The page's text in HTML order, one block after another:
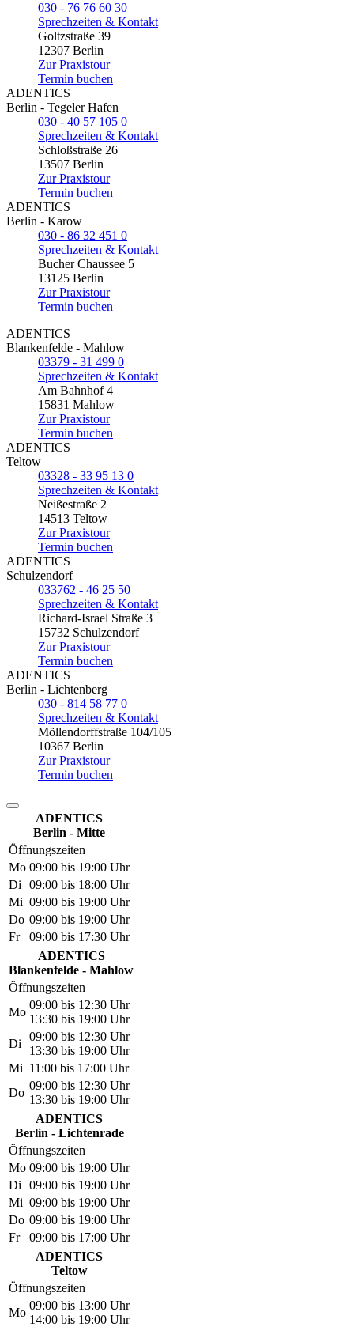
030 - 76 76 60 30
Sprechzeiten & Kontakt
Goltzstraße 39
12307 Berlin
Zur Praxistour
Termin buchen
ADENTICS
Berlin - Tegeler Hafen
030 - 40 57 105 0
Sprechzeiten & Kontakt
Schloßstraße 26
13507 Berlin
Zur Praxistour
Termin buchen
ADENTICS
Berlin - Karow
030 - 86 32 451 0
Sprechzeiten & Kontakt
Bucher Chaussee 5
13125 Berlin
Zur Praxistour
Termin buchen
ADENTICS
Blankenfelde - Mahlow
03379 - 31 499 0
Sprechzeiten & Kontakt
Am Bahnhof 4
15831 Mahlow
Zur Praxistour
Termin buchen
ADENTICS
Teltow
03328 - 33 95 13 0
Sprechzeiten & Kontakt
Neißestraße 2
14513 Teltow
Zur Praxistour
Termin buchen
ADENTICS
Schulzendorf
033762 - 46 25 50
Sprechzeiten & Kontakt
Richard-Israel Straße 3
15732 Schulzendorf
Zur Praxistour
Termin buchen
ADENTICS
Berlin - Lichtenberg
030 - 814 58 77 0
Sprechzeiten & Kontakt
Möllendorffstraße 104/105
10367 Berlin
Zur Praxistour
Termin buchen
ADENTICS
Berlin - Mitte
Öffnungszeiten
Mo 09:00 bis 19:00 Uhr
Di
09:00 bis 18:00 Uhr
Mi 09:00 bis 19:00 Uhr
Do 09:00 bis 19:00 Uhr
Fr
09:00 bis 17:30 Uhr
ADENTICS
Blankenfelde - Mahlow
Öffnungszeiten
Mo
09:00 bis 12:30 Uhr
13:30 bis 19:00 Uhr
Di
09:00 bis 12:30 Uhr
13:30 bis 19:00 Uhr
Mi 11:00 bis 17:00 Uhr
Do
09:00 bis 12:30 Uhr
13:30 bis 19:00 Uhr
ADENTICS
Berlin - Lichtenrade
Öffnungszeiten
Mo 09:00 bis 19:00 Uhr
Di
09:00 bis 19:00 Uhr
Mi 09:00 bis 19:00 Uhr
Do 09:00 bis 19:00 Uhr
Fr
09:00 bis 17:00 Uhr
ADENTICS
Teltow
Öffnungszeiten
Mo
09:00 bis 13:00 Uhr
14:00 bis 19:00 Uhr